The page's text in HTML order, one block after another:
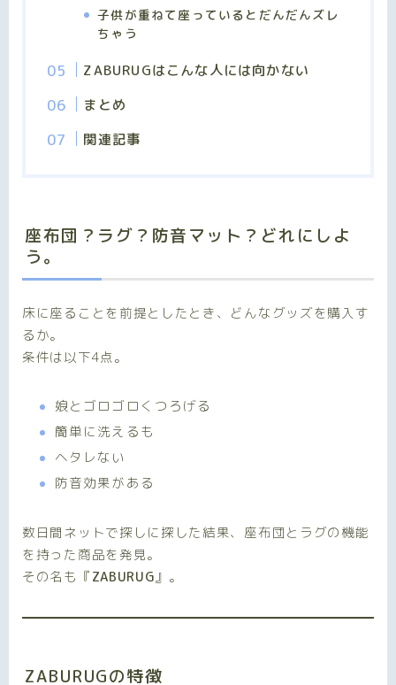
子供が重ねて座っているとだんだんズレ
ちゃう
ZABURUGはこんな人には向かない
まとめ
関連記事
座布団？ラグ？防音マット？どれにしよ
う。
床に座ることを前提としたとき、どんなグッズを購入す
るか。
条件は以下4点。
娘とゴロゴロくつろげる
簡単に洗えるも
ヘタレない
防音効果がある
数日間ネットで探しに探した結果、座布団とラグの機能
を持った商品を発見。
その名も 『ZABURUG』 。
ZABURUGの特徴